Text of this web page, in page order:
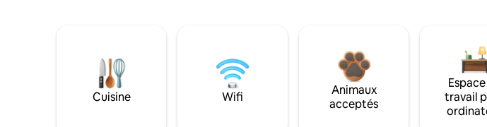
Cuisine Wifi
Animaux
acceptés
travail